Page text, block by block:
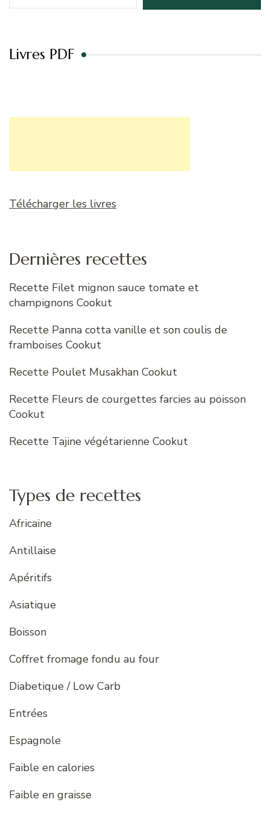
Livres PDF
Télécharger les livres
Dernières recettes
Recette Filet mignon sauce tomate et
champignons Cookut
Recette Panna cotta vanille et son coulis de
framboises Cookut
Recette Poulet Musakhan Cookut
Recette Fleurs de courgettes farcies au poisson
Cookut
Recette Tajine végétarienne Cookut
Types de recettes
Africaine
Antillaise
Apéritifs
Asiatique
Boisson
Coffret fromage fondu au four
Diabetique / Low Carb
Entrées
Espagnole
Faible en calories
Faible en graisse